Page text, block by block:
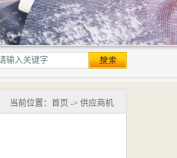
当前位置： 首页 -> 供应商机